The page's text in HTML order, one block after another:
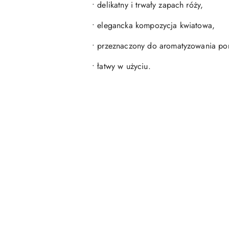
• delikatny i trwały zapach róży,
• elegancka kompozycja kwiatowa,
• przeznaczony do aromatyzowania
• łatwy w użyciu.